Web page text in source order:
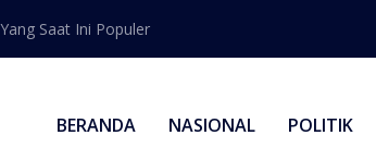
Saat Ini Populer
BERANDA NASIONAL POLITIK